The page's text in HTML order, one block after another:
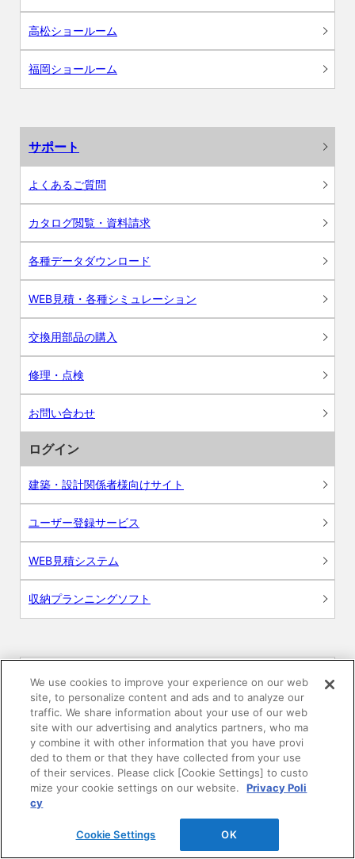
高松ショールーム
福岡ショールーム
サポート
よくあるご質問
カタログ閲覧・資料請求
各種データダウンロード
WEB見積・各種シミュレーション
交換用部品の購入
修理・点検
お問い合わせ
ログイン
建築・設計関係者様向けサイト
ユーザー登録サービス
WEB見積システム
収納プランニングソフト
画像
CAD
BIM用テクスチャー
図面（PDF）
申請関係認定書類
We use cookies to improve your experience on our web
site, to personalize content and ads and to analyze our
traffic. We share information about your use of our web
site with our advertising and analytics partners, who ma
y combine it with other information that you have provi
ded to them or that they have collected from your use
of their services. Please click [Cookie Settings] to custo
mize your cookie settings on our website.
Privacy Poli
cy
Cookie Settings OK